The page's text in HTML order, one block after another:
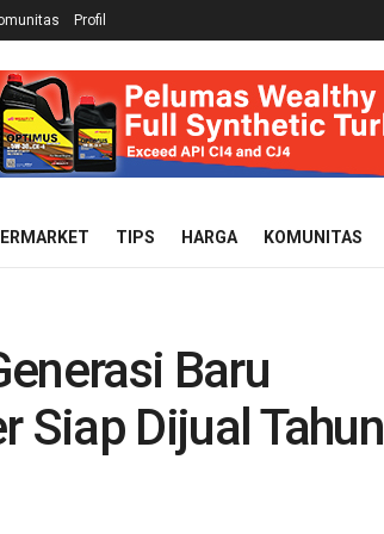
Profil
TIPS HARGA KOMUNITAS
Baru
Siap Dijual Tahun